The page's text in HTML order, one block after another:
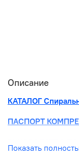
Описание
КАТАЛОГ
ПАСПОРТ
RIDAN RCM 045
Показать